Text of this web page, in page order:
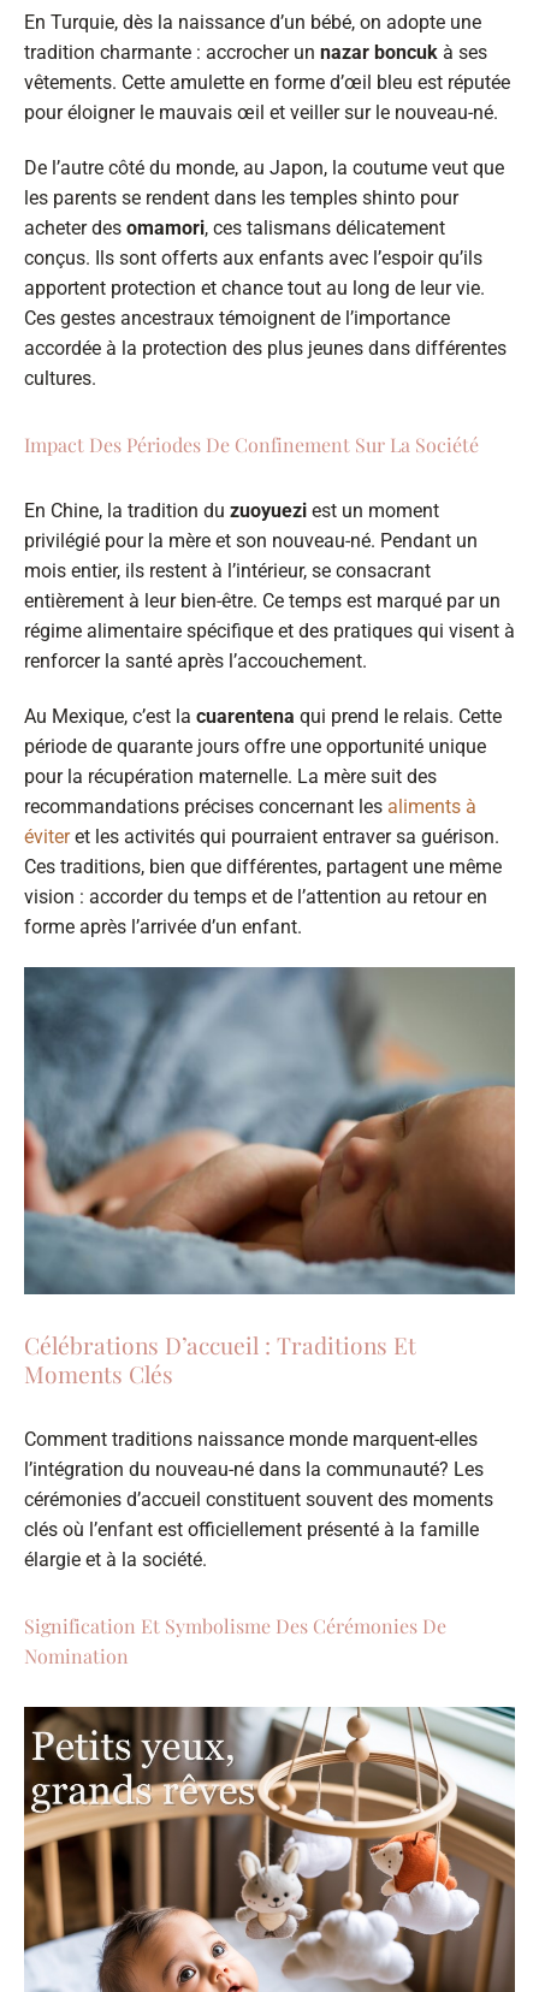
En Turquie, dès la naissance d’un bébé, on adopte une
tradition charmante : accrocher un nazar boncuk à ses
vêtements. Cette amulette en forme d’œil bleu est réputée
pour éloigner le mauvais œil et veiller sur le nouveau-né.
De l’autre côté du monde, au Japon, la coutume veut que
les parents se rendent dans les temples shinto pour
acheter des omamori, ces talismans délicatement
conçus. Ils sont offerts aux enfants avec l’espoir qu’ils
apportent protection et chance tout au long de leur vie.
Ces gestes ancestraux témoignent de l’importance
accordée à la protection des plus jeunes dans différentes
cultures.
Impact Des Périodes De Confinement Sur La Société
En Chine, la tradition du zuoyuezi est un moment
privilégié pour la mère et son nouveau-né. Pendant un
mois entier, ils restent à l’intérieur, se consacrant
entièrement à leur bien-être. Ce temps est marqué par un
régime alimentaire spécifique et des pratiques qui visent à
renforcer la santé après l’accouchement.
Au Mexique, c’est la cuarentena qui prend le relais. Cette
période de quarante jours offre une opportunité unique
pour la récupération maternelle. La mère suit des
recommandations précises concernant les aliments à
éviteret les activités qui pourraient entraver sa guérison.
Ces traditions, bien que différentes, partagent une même
vision : accorder du temps et de l’attention au retour en
forme après l’arrivée d’un enfant.
Célébrations D’accueil : Traditions Et
Moments Clés
Comment traditions naissance monde marquent-elles
l’intégration du nouveau-né dans la communauté? Les
cérémonies d’accueil constituent souvent des moments
clés où l’enfant est officiellement présenté à la famille
élargie et à la société.
Signification Et Symbolisme Des Cérémonies De
Nomination